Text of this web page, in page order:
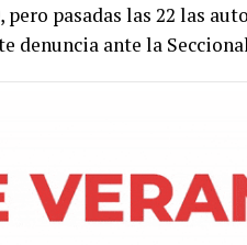
pasadas las 22 las
denuncia ante la